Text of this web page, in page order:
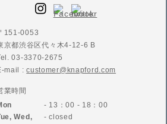
151-0053
京都渋谷区代々木4-12-6 B
03-3370-2675
mail :customer@knapford.com
業時間
- 13：00 - 18：00
Wed,
- closed